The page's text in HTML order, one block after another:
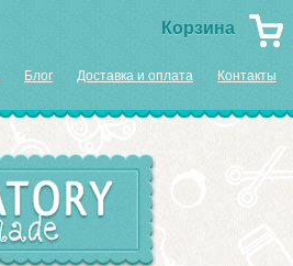
Корзина
Блог Доставка и оплата Контакты